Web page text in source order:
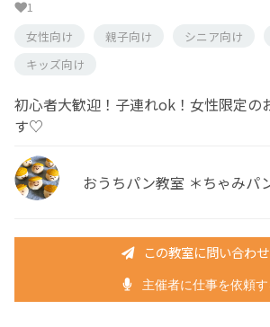
1
女性向け
親子向け シニア向け
キッズ向け
初心者大歓迎！子連れok！女性限定の
す♡
おうちパン教室 ＊ちゃみパ
この教室に問い合わ
主催者に仕事を依頼す